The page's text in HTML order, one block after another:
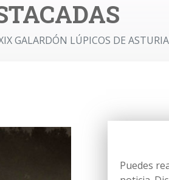
GALARDÓN LÚPICOS DE
Puedes